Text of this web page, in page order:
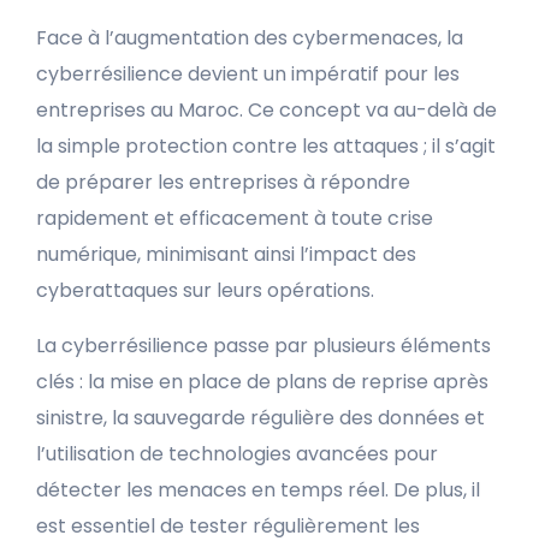
Face à l’augmentation des cybermenaces, la
cyberrésilience devient un impératif pour les
entreprises au Maroc. Ce concept va au-delà de
la simple protection contre les attaques ; il s’agit
de préparer les entreprises à répondre
rapidement et efficacement à toute crise
numérique, minimisant ainsi l’impact des
cyberattaques sur leurs opérations.
La cyberrésilience passe par plusieurs éléments
clés : la mise en place de plans de reprise après
sinistre, la sauvegarde régulière des données et
l’utilisation de technologies avancées pour
détecter les menaces en temps réel. De plus, il
est essentiel de tester régulièrement les